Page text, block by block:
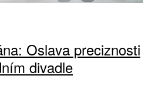
Oslava preciznosti
divadle